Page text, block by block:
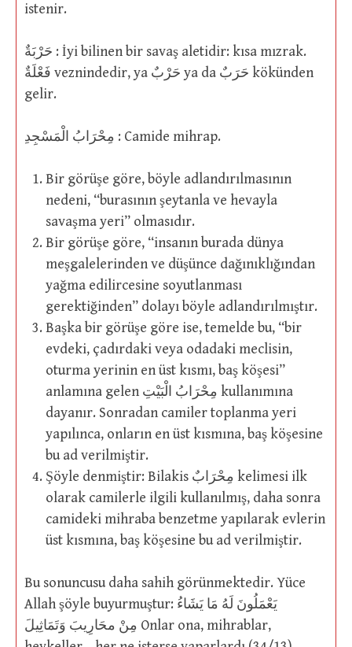
istenir.
حَرْبَةٌ : İyi bilinen bir savaş aletidir: kısa mızrak.
فَعْلَةٌ veznindedir, ya حَرْبٌ ya da حَرَبٌ kökünden
gelir.
مِحْرَابُ الْمَسْجِدِ : Camide mihrap.
Bir görüşe göre, böyle adlandırılmasının
nedeni, “burasının şeytanla ve hevayla
savaşma yeri” olmasıdır.
Bir görüşe göre, “insanın burada dünya
meşgalelerinden ve düşünce dağınıklığından
yağma edilircesine soyutlanması
gerektiğinden” dolayı böyle adlandırılmıştır.
Başka bir görüşe göre ise, temelde bu, “bir
evdeki, çadırdaki veya odadaki meclisin,
oturma yerinin en üst kısmı, baş köşesi”
anlamına gelen مِحْرَابُ الْبَيْتِ kullanımına
dayanır. Sonradan camiler toplanma yeri
yapılınca, onların en üst kısmına, baş köşesine
bu ad verilmiştir.
Şöyle denmiştir: Bilakis مِحْرَابٌ kelimesi ilk
olarak camilerle ilgili kullanılmış, daha sonra
camideki mihraba benzetme yapılarak evlerin
üst kısmına, baş köşesine bu ad verilmiştir.
Bu sonuncusu daha sahih görünmektedir. Yüce
Allah şöyle buyurmuştur: يَعْمَلُونَ لَهُ مَا يَشَاءُ
مِنْ محَارِيبَ وَتَمَاثِيلَ Onlar ona, mihrablar,